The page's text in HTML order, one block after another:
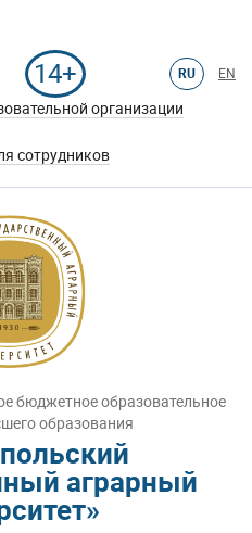
14+ RU EN
организации
сотрудников
бюджетное образовательное
образования
аграрный